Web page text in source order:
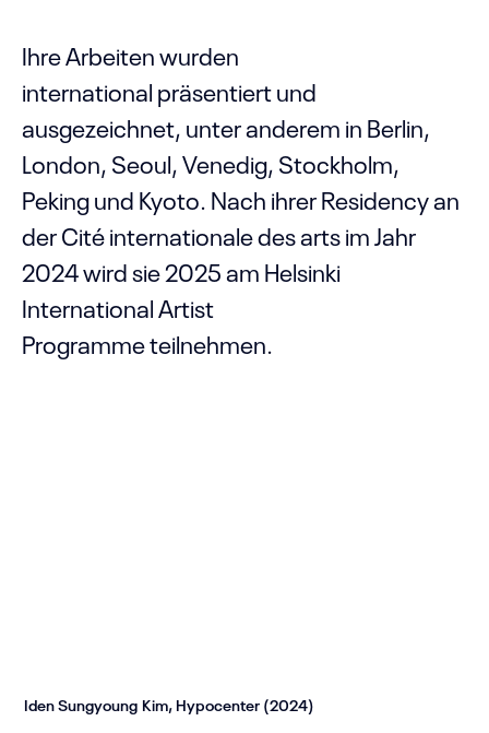
Ihre Arbeiten wurden
international präsentiert und
ausgezeichnet, unter anderem in Berlin,
London, Seoul, Venedig, Stockholm,
Peking und Kyoto. Nach ihrer Residency an
der Cité internationale des arts im Jahr
2024 wird sie 2025 am Helsinki
International Artist
Programme teilnehmen.
Iden Sungyoung Kim, Hypocenter (2024)